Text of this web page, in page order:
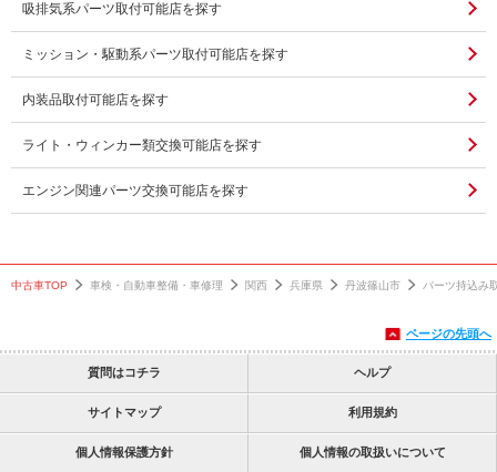
吸排気系パーツ取付可能店を探す
ミッション・駆動系パーツ取付可能店を探す
内装品取付可能店を探す
ライト・ウィンカー類交換可能店を探す
エンジン関連パーツ交換可能店を探す
中古車TOP 車検・自動車整備・車修理 関西 兵庫県 丹波篠山市 パーツ持込み
ページの先頭へ
質問はコチラ ヘルプ
サイトマップ 利用規約
個人情報保護方針 個人情報の取扱いについて